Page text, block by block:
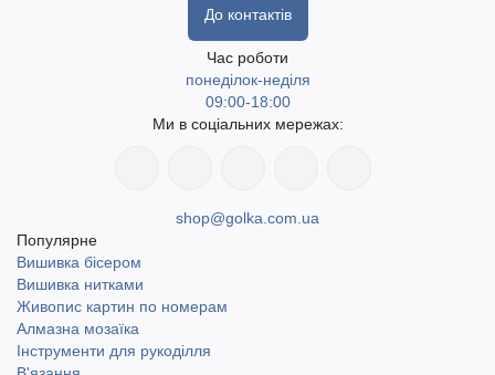
До контактів
Час роботи
понеділок-неділя
09:00-18:00
Ми в соціальних мережах:
shop@golka.com.ua
Популярне
Вишивка бісером
Вишивка нитками
Живопис картин по номерам
Алмазна мозаїка
Інструменти для рукоділля